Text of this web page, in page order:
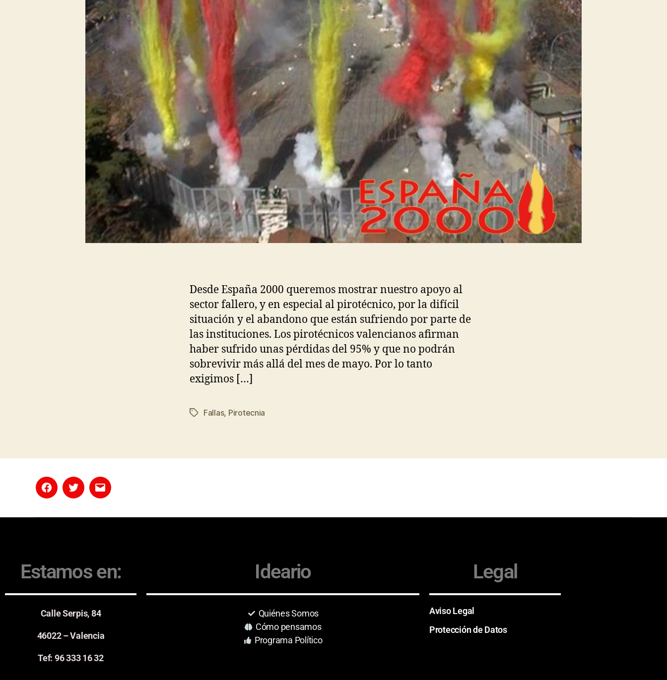
Desde España 2000 queremos mostrar nuestro apoyo al
sector fallero, y en especial al pirotécnico, por la difícil
situación y el abandono que están sufriendo por parte de
las instituciones. Los pirotécnicos valencianos afirman
haber sufrido unas pérdidas del 95% y que no podrán
sobrevivir más allá del mes de mayo. Por lo tanto
exigimos […]
Fallas, Pirotecnia
Estamos en:
Calle Serpis, 84
46022 – Valencia
Tef: 96 333 16 32
Ideario
Quiénes Somos
Cómo pensamos
Programa Político
Legal
Aviso Legal
Protección de Datos